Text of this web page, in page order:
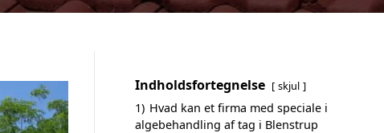
Indholdsfortegnelse skjul
1) Hvad kan et firma med speciale i
algebehandling af tag i Blenstrup